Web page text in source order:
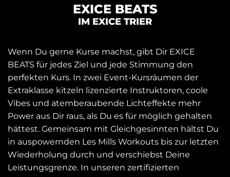
EXICE BEATS
IM EXICE TRIER
Wenn Du gerne Kurse machst, gibt Dir EXICE
BEATS für jedes Ziel und jede Stimmung den
perfekten Kurs. In zwei Event-Kursräumen der
Extraklasse kitzeln lizenzierte Instruktoren, coole
Vibes und atemberaubende Lichteffekte mehr
Power aus Dir raus, als Du es für möglich gehalten
hättest. Gemeinsam mit Gleichgesinnten hältst Du
in auspowernden Les Mills Workouts bis zur letzten
Wiederholung durch und verschiebst Deine
Leistungsgrenze. In unseren zertifizierten